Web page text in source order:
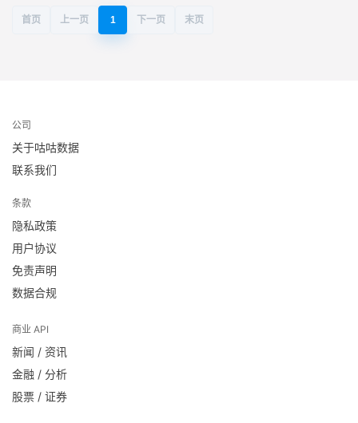
首页 上一页 1 下一页 末页
公司
关于咕咕数据
联系我们
条款
隐私政策
用户协议
免责声明
数据合规
商业 API
新闻 / 资讯
金融 / 分析
股票 / 证券